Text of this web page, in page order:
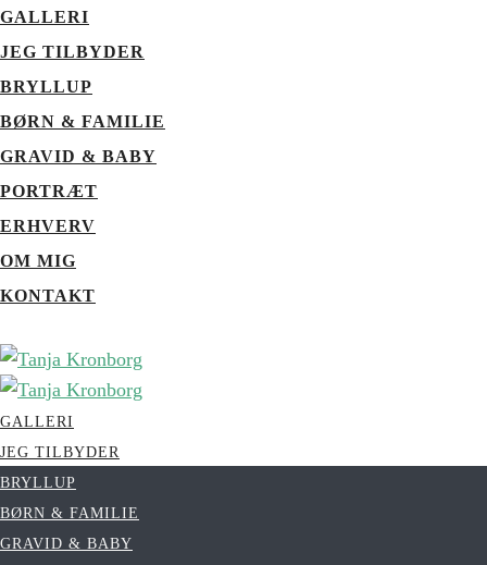
GALLERI
JEG TILBYDER
BRYLLUP
BØRN & FAMILIE
GRAVID & BABY
PORTRÆT
ERHVERV
OM MIG
KONTAKT
GALLERI
JEG TILBYDER
BRYLLUP
BØRN & FAMILIE
GRAVID & BABY